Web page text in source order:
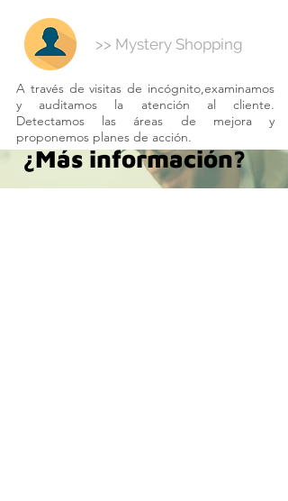
>> Mystery Shopping
A través de visitas de incógnito,examinamos
y auditamos la atención al cliente.
Detectamos las áreas de mejora y
proponemos planes de acción.
¿Más información?